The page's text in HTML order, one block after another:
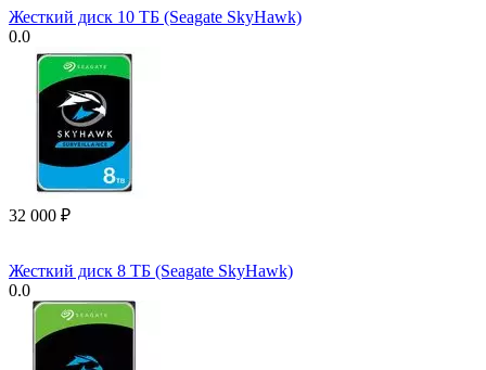
Жесткий диск 10 ТБ (Seagate SkyHawk)
0.0
32 000 ₽
Жесткий диск 8 ТБ (Seagate SkyHawk)
0.0